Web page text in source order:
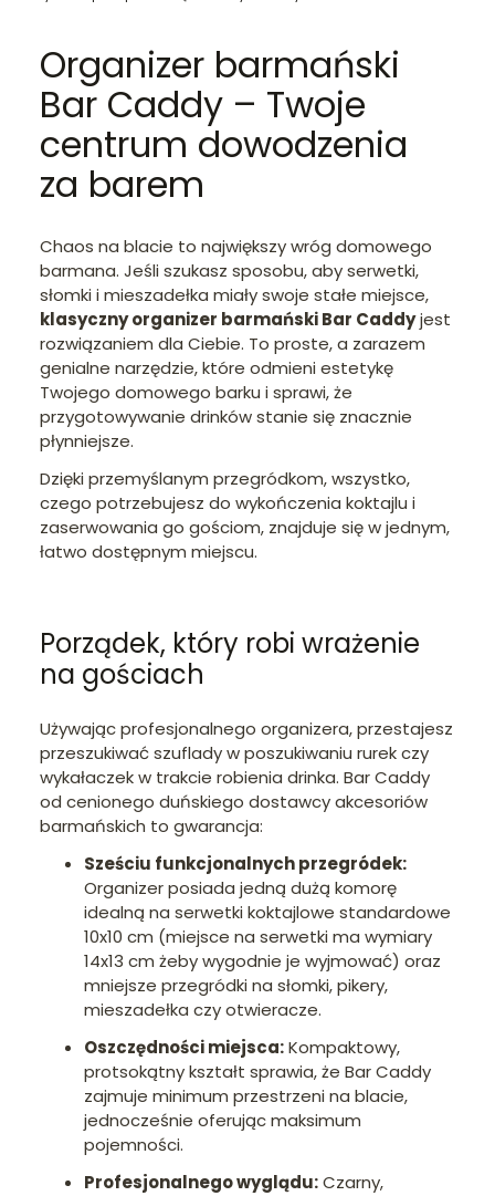
Organizer barmański
Bar Caddy – Twoje
centrum dowodzenia
za barem
Chaos na blacie to największy wróg domowego
barmana. Jeśli szukasz sposobu, aby serwetki,
słomki i mieszadełka miały swoje stałe miejsce,
klasyczny organizer barmański Bar Caddyjest
rozwiązaniem dla Ciebie. To proste, a zarazem
genialne narzędzie, które odmieni estetykę
Twojego domowego barku i sprawi, że
przygotowywanie drinków stanie się znacznie
płynniejsze.
Dzięki przemyślanym przegródkom, wszystko,
czego potrzebujesz do wykończenia koktajlu i
zaserwowania go gościom, znajduje się w jednym,
łatwo dostępnym miejscu.
Porządek, który robi wrażenie
na gościach
Używając profesjonalnego organizera, przestajesz
przeszukiwać szuflady w poszukiwaniu rurek czy
wykałaczek w trakcie robienia drinka. Bar Caddy
od cenionego duńskiego dostawcy akcesoriów
barmańskich to gwarancja:
Sześciu funkcjonalnych przegródek:
Organizer posiada jedną dużą komorę
idealną na serwetki koktajlowe standardowe
10x10 cm (miejsce na serwetki ma wymiary
14x13 cm żeby wygodnie je wyjmować) oraz
mniejsze przegródki na słomki, pikery,
mieszadełka czy otwieracze.
Oszczędności miejsca:Kompaktowy,
protsokątny kształt sprawia, że Bar Caddy
zajmuje minimum przestrzeni na blacie,
jednocześnie oferując maksimum
pojemności.
Profesjonalnego wyglądu:Czarny,